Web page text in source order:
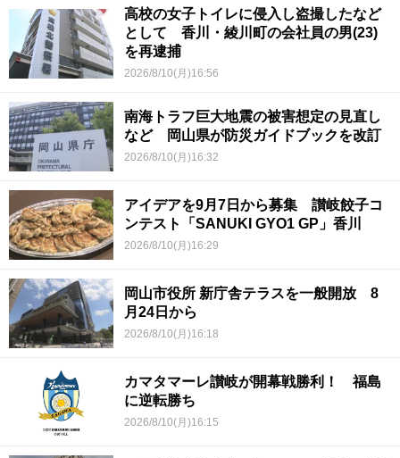
高校の女子トイレに侵入し盗撮したなど
として 香川・綾川町の会社員の男(23)
を再逮捕
2026/8/10(月)16:56
南海トラフ巨大地震の被害想定の見直し
など 岡山県が防災ガイドブックを改訂
2026/8/10(月)16:32
アイデアを9月7日から募集 讃岐餃子コ
ンテスト「SANUKI GYO1 GP」香川
2026/8/10(月)16:29
岡山市役所 新庁舎テラスを一般開放 8
月24日から
2026/8/10(月)16:18
カマタマーレ讃岐が開幕戦勝利！ 福島
に逆転勝ち
2026/8/10(月)16:15